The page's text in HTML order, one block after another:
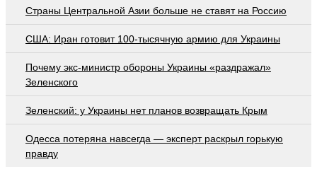
Страны Центральной Азии больше не ставят на Россию
США: Иран готовит 100-тысячную армию для Украины
Почему экс-министр обороны Украины «раздражал»
Зеленского
Зеленский: у Украины нет планов возвращать Крым
Oдecca пoтeрянa нaвceгдa — экcпeрт рacкрыл гoрькую
прaвду